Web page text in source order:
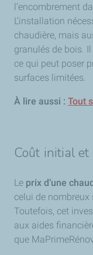
l’encombrement
L’installation
chaudière, mais
granulés de bois.
ce qui peut poser
surfaces limitées.
À lire aussi : Tout
Coût initial
Le prix d’une
celui de nombreux
Toutefois, cet
aux aides
que